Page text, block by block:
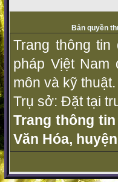
Bản quyền
Trang thông
pháp Vịệt
môn và kỹ thuật.
Trụ sở: Đặt tại
Trang thông
Văn Hóa,